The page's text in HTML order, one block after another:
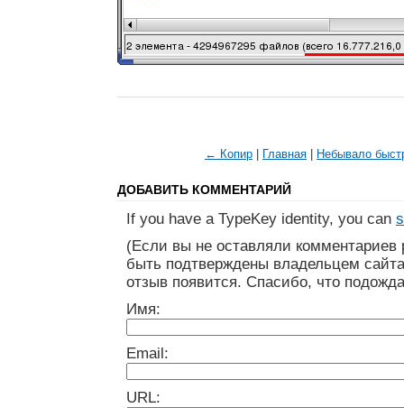
← Копир Главная Небывало
ДОБАВИТЬ КОММЕНТАРИЙ
If you have a TypeKey identity, you can
(Если вы не оставляли
быть подтверждены владельцем
отзыв появится. Спасибо, что
Имя:
Email:
URL: